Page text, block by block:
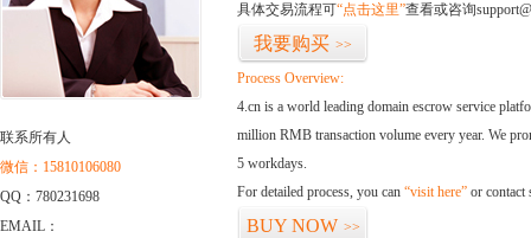
联系所有人
微信：15810106080
QQ：780231698
EMAIL：
具体交易流程可“点击这里”查看或咨询
我要购买 >>
Process Overview:
4.cn is a world leading domain escrow service
million RMB transaction volume every year. We
5 workdays.
For detailed process, you can “visit here” or contact
BUY NOW >>